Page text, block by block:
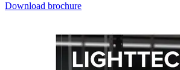
Download brochure